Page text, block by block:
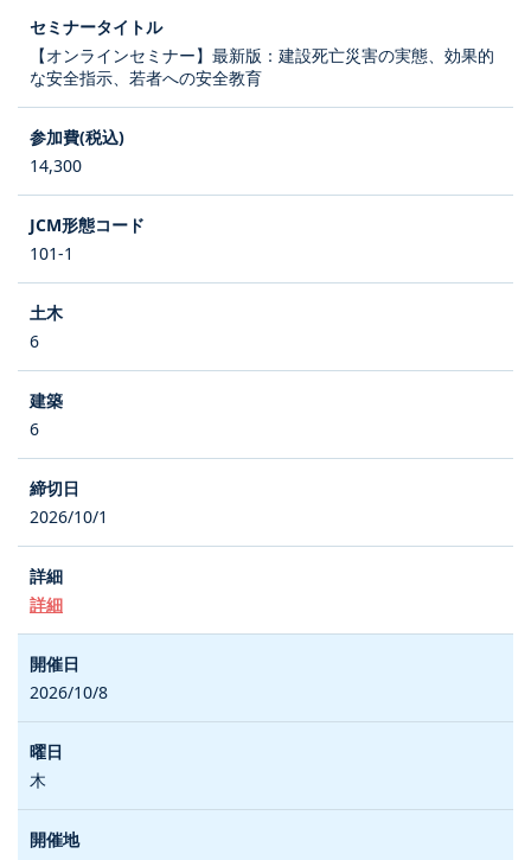
【オンラインセミナー】最新版：建設死亡災害の実態、効果的
な安全指示、若者への安全教育
14,300
101-1
6
6
2026/10/1
詳細
2026/10/8
木